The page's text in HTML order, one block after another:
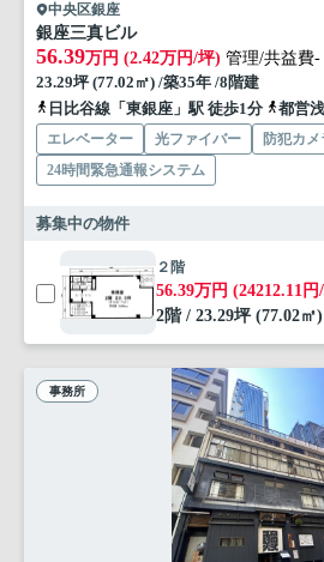
中央区銀座
銀座三真ビル
56.39万円 (2.42万円/坪) 管理/共益費-
23.29坪 (77.02㎡) /築35年 /8階建
日比谷線「東銀座」駅 徒歩1分
都営浅
エレベーター 光ファイバー
防犯カメ
24時間緊急通報システム
募集中の物件
２階
56.39万円 (24212.11円
2階 / 23.29坪 (77.02㎡)
事務所